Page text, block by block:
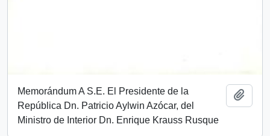
Memorándum A S.E. El Presidente de la
República Dn. Patricio Aylwin Azócar, del
Ministro de Interior Dn. Enrique Krauss Rusque